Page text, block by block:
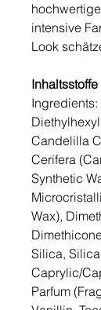
intensive
Look
Inhaltsstoffe
Ingredients:
Candelilla
Cerifera
Synthetic
Wax),
Silica,
Caprylic/
Parfum